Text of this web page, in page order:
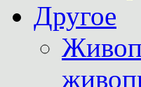
Другое